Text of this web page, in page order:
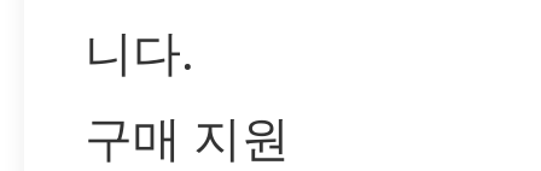
니다.
구매 지원